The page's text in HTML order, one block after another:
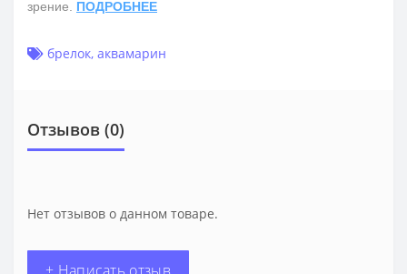
зрение. ПОДРОБНЕЕ
брелок, аквамарин
Отзывов (0)
Нет отзывов о данном товаре.